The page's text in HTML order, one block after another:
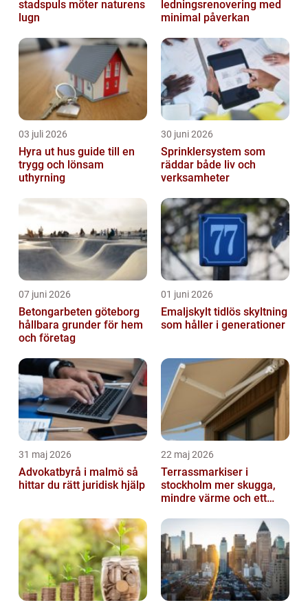
stadspuls möter naturens
lugn
ledningsrenovering med
minimal påverkan
03 juli 2026
Hyra ut hus guide till en
trygg och lönsam
uthyrning
30 juni 2026
Sprinklersystem som
räddar både liv och
verksamheter
07 juni 2026
Betongarbeten göteborg
hållbara grunder för hem
och företag
01 juni 2026
Emaljskylt tidlös skyltning
som håller i generationer
31 maj 2026
Advokatbyrå i malmö så
hittar du rätt juridisk hjälp
22 maj 2026
Terrassmarkiser i
stockholm mer skugga,
mindre värme och ett